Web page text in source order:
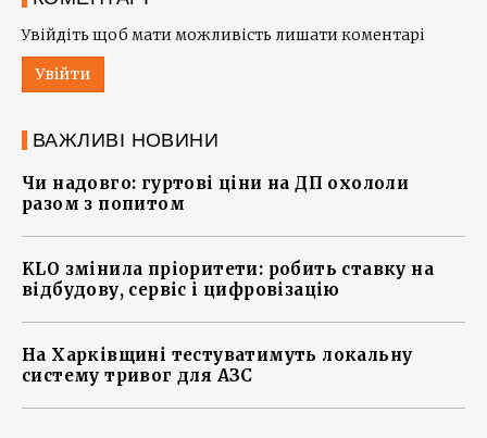
Увійдіть щоб мати можливість лишати коментарі
Увійти
ВАЖЛИВІ НОВИНИ
Чи надовго: гуртові ціни на ДП охололи
разом з попитом
KLO змінила пріоритети: робить ставку на
відбудову, сервіс і цифровізацію
На Харківщині тестуватимуть локальну
систему тривог для АЗС